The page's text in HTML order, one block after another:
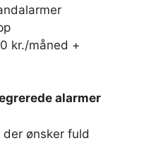
kr./måned +
alarmer
der ønsker fuld